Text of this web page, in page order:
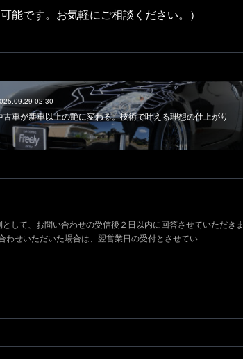
です。お気軽にご相談ください。）
02:30
古車が新車以上の艶に変わる。技術で叶える理想の仕上がり
して、お問い合わせの受信後２日以内に回答させていただきま
わせいただいた場合は、翌営業日の受付とさせてい